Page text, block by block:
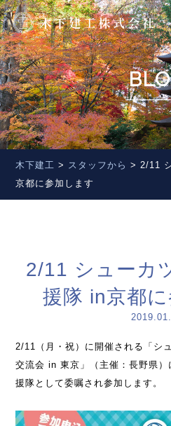
木下建工 > スタッフから >2/11
京都に参加します
2/11 シューカ
援隊 in京都
2/11（月・祝）に開催される「シ
交流会 in 東京」（主催：長野県
援隊として委嘱され参加します。